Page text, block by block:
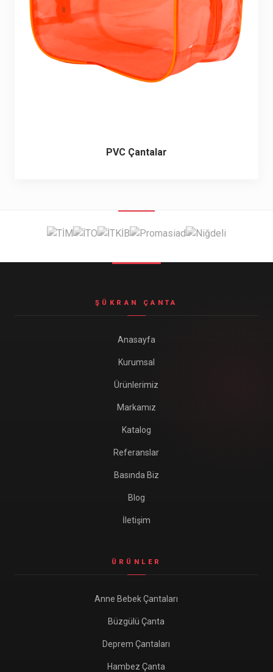
PVC Çantalar
ŞÜKRAN ÇANTA
Anasayfa
Kurumsal
Ürünlerimiz
Markamız
Katalog
Referanslar
Basında Biz
Blog
İletişim
ÜRÜNLER
Anne Bebek Çantaları
Büzgülü Çanta
Deprem Çantaları
Hambez Çanta